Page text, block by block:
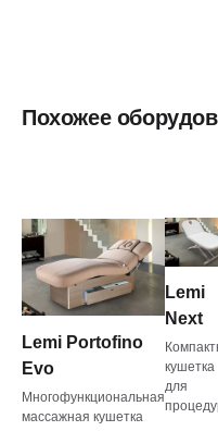
Похожее
Lemi Portofino
Evo
Многофункциональная
массажная кушетка
Lemi
Next
кушетка
для